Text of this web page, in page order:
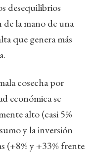
desequilibrios
la mano de una
que genera más
cosecha por
económica se
alto (casi 5%
y la inversión
(+8% y +33% frente